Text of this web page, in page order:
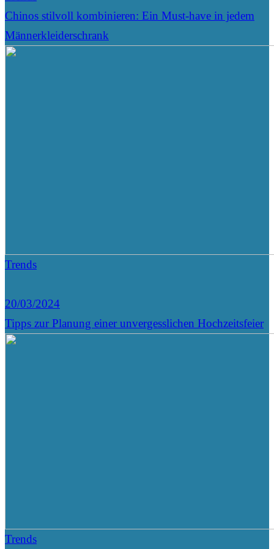
Chinos stilvoll kombinieren: Ein Must-have in jedem
Männerkleiderschrank
Trends
20/03/2024
Tipps zur Planung einer unvergesslichen Hochzeitsfeier
Trends